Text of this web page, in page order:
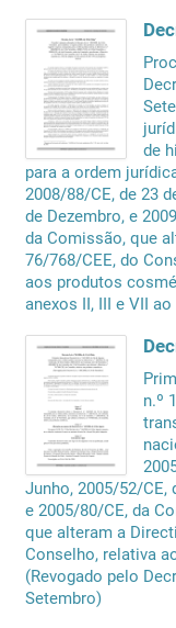
de
para a ordem
2008/88/CE, de 23
de Dezembro, e
da Comissão, que
76/768/CEE, do
aos produtos
anexos II, III e VII ao
n.º
Junho, 2005/52/CE,
e 2005/80/CE, da
que alteram a
Conselho, relativa
(Revogado pelo
Setembro)